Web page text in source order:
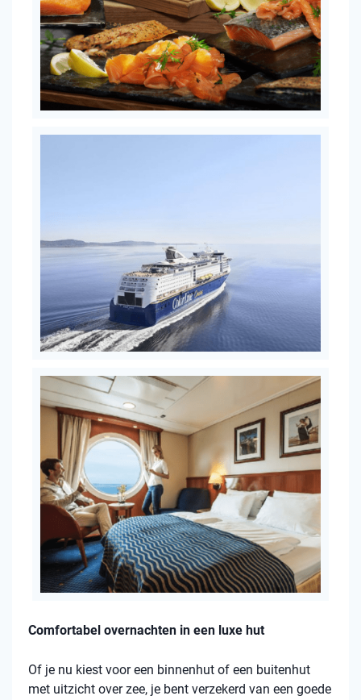
Comfortabel overnachten in een luxe hut
Of je nu kiest voor een binnenhut of een buitenhut
met uitzicht over zee, je bent verzekerd van een goede